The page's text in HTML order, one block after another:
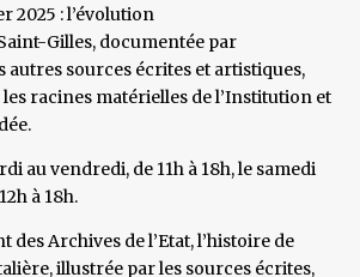
2025 : l’évolution
Gilles, documentée par
autres sources écrites et artistiques,
racines matérielles de l’Institution et
au vendredi, de 11h à 18h, le samedi
à 18h.
des Archives de l’Etat, l’histoire de
illustrée par les sources écrites,